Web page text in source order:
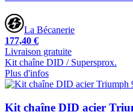
La Bécanerie
177,40 €
Livraison gratuite
Kit chaîne DID / Supersprox.
Plus d'infos
Kit chaîne DID acier